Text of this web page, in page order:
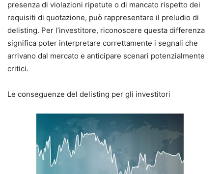
presenza di violazioni ripetute o di mancato rispetto dei
requisiti di quotazione, può rappresentare il preludio di
delisting. Per l’investitore, riconoscere questa differenza
significa poter interpretare correttamente i segnali che
arrivano dal mercato e anticipare scenari potenzialmente
critici.
Le conseguenze del delisting per gli investitori